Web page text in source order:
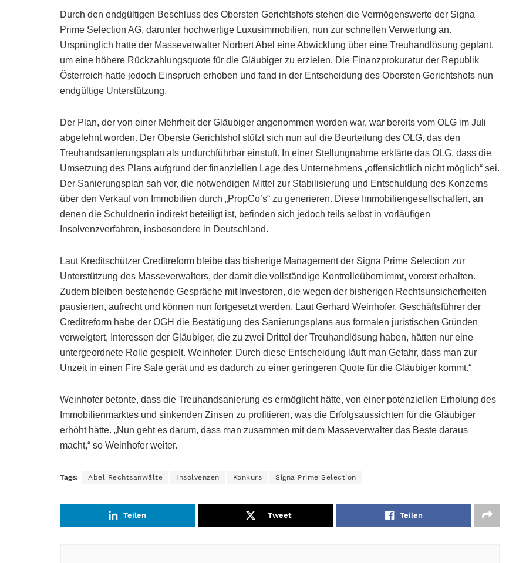
Durch den endgültigen Beschluss des Obersten Gerichtshofs stehen die Vermögenswerte der Signa
Prime Selection AG, darunter hochwertige Luxusimmobilien, nun zur schnellen Verwertung an.
Ursprünglich hatte der Masseverwalter Norbert Abel eine Abwicklung über eine Treuhandlösung geplant,
um eine höhere Rückzahlungsquote für die Gläubiger zu erzielen. Die Finanzprokuratur der Republik
Österreich hatte jedoch Einspruch erhoben und fand in der Entscheidung des Obersten Gerichtshofs nun
endgültige Unterstützung.
Der Plan, der von einer Mehrheit der Gläubiger angenommen worden war, war bereits vom OLG im Juli
abgelehnt worden. Der Oberste Gerichtshof stützt sich nun auf die Beurteilung des OLG, das den
Treuhandsanierungsplan als undurchführbar einstuft. In einer Stellungnahme erklärte das OLG, dass die
Umsetzung des Plans aufgrund der finanziellen Lage des Unternehmens „offensichtlich nicht möglich“ sei.
Der Sanierungsplan sah vor, die notwendigen Mittel zur Stabilisierung und Entschuldung des Konzerns
über den Verkauf von Immobilien durch „PropCo’s“ zu generieren. Diese Immobiliengesellschaften, an
denen die Schuldnerin indirekt beteiligt ist, befinden sich jedoch teils selbst in vorläufigen
Insolvenzverfahren, insbesondere in Deutschland.
Laut Kreditschützer Creditreform bleibe das bisherige Management der Signa Prime Selection zur
Unterstützung des Masseverwalters, der damit die vollständige Kontrolleübernimmt, vorerst erhalten.
Zudem bleiben bestehende Gespräche mit Investoren, die wegen der bisherigen Rechtsunsicherheiten
pausierten, aufrecht und können nun fortgesetzt werden. Laut Gerhard Weinhofer, Geschäftsführer der
Creditreform habe der OGH die Bestätigung des Sanierungsplans aus formalen juristischen Gründen
verweigtert, Interessen der Gläubiger, die zu zwei Drittel der Treuhandlösung haben, hätten nur eine
untergeordnete Rolle gespielt. Weinhofer: Durch diese Entscheidung läuft man Gefahr, dass man zur
Unzeit in einen Fire Sale gerät und es dadurch zu einer geringeren Quote für die Gläubiger kommt.“
Weinhofer betonte, dass die Treuhandsanierung es ermöglicht hätte, von einer potenziellen Erholung des
Immobilienmarktes und sinkenden Zinsen zu profitieren, was die Erfolgsaussichten für die Gläubiger
erhöht hätte. „Nun geht es darum, dass man zusammen mit dem Masseverwalter das Beste daraus
macht,“ so Weinhofer weiter.
Tags: Abel Rechtsanwälte Insolvenzen Konkurs Signa Prime Selection
Teilen Tweet Teilen